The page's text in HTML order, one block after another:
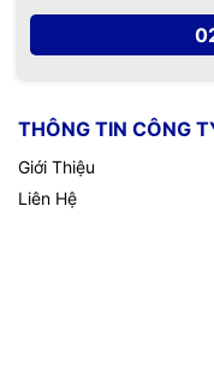
THÔNG TIN CÔNG
Giới Thiệu
Liên Hệ